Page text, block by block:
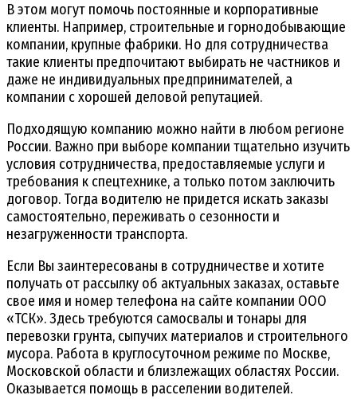
В этом могут помочь постоянные и корпоративные
клиенты. Например, строительные и горнодобывающие
компании, крупные фабрики. Но для сотрудничества
такие клиенты предпочитают выбирать не частников и
даже не индивидуальных предпринимателей, а
компании с хорошей деловой репутацией.
Подходящую компанию можно найти в любом регионе
России. Важно при выборе компании тщательно изучить
условия сотрудничества, предоставляемые услуги и
требования к спецтехнике, а только потом заключить
договор. Тогда водителю не придется искать заказы
самостоятельно, переживать о сезонности и
незагруженности транспорта.
Если Вы заинтересованы в сотрудничестве и хотите
получать от рассылку об актуальных заказах, оставьте
свое имя и номер телефона на сайте компании ООО
«ТСК». Здесь требуются самосвалы и тонары для
перевозки грунта, сыпучих материалов и строительного
мусора. Работа в круглосуточном режиме по Москве,
Московской области и близлежащих областях России.
Оказывается помощь в расселении водителей.